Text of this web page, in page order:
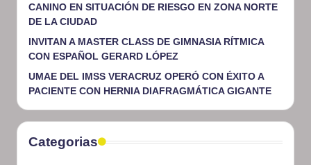
CANINO EN SITUACIÓN DE RIESGO EN ZONA NORTE
DE LA CIUDAD
INVITAN A MASTER CLASS DE GIMNASIA RÍTMICA
CON ESPAÑOL GERARD LÓPEZ
UMAE DEL IMSS VERACRUZ OPERÓ CON ÉXITO A
PACIENTE CON HERNIA DIAFRAGMÁTICA GIGANTE
Categorias